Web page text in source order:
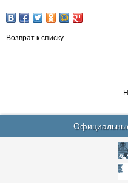
Возврат к списку